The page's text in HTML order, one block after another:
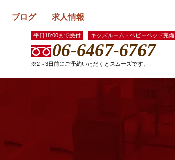
ブログ 求人情報
平日18:00まで受付 キッズルーム・ベビーベッド完備
06-6467-6767
※2～3日前にご予約いただくとスムーズです。